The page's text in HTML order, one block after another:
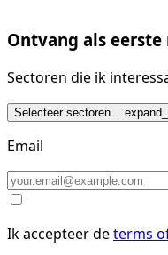
Ontvang als
Sectoren die ik
Selecteer sectoren...
Email
Ik accepteer determs